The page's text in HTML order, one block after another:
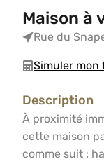
Maison à
Rue du
Simuler mon
Description
À proximité
À proximité
cette maison
comme suit :